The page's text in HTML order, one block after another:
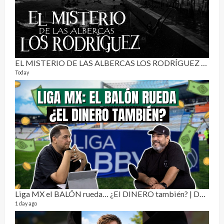
EL MISTERIO DE LAS ALBERCAS LOS RODRÍGUEZ | RELATO PARANORMAL
Today
Liga MX el BALÓN rueda… ¿El DINERO también? | Dos Sin Cebolla 🎙️
1 day ago